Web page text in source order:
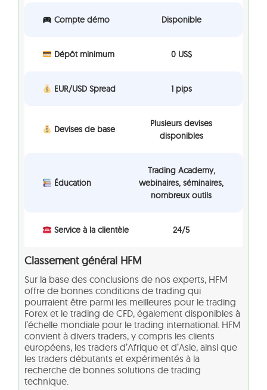
Compte démo Disponible
Dépôt minimum 0 US$
EUR/USD Spread 1 pips
Devises de base
Plusieurs devises
disponibles
Éducation
Trading Academy,
webinaires, séminaires,
nombreux outils
Service à la clientèle 24/5
Classement général HFM
Sur la base des conclusions de nos experts, HFM
offre de bonnes conditions de trading qui
pourraient être parmi les meilleures pour le trading
Forex et le trading de CFD, également disponibles à
l’échelle mondiale pour le trading international. HFM
convient à divers traders, y compris les clients
européens, les traders d’Afrique et d’Asie, ainsi que
les traders débutants et expérimentés à la
recherche de bonnes solutions de trading
technique.